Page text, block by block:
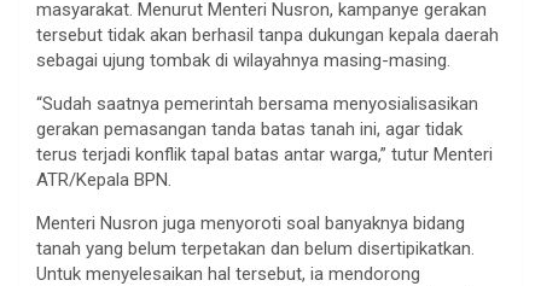
masyarakat. Menurut Menteri Nusron, kampanye gerakan
tersebut tidak akan berhasil tanpa dukungan kepala daerah
sebagai ujung tombak di wilayahnya masing-masing.
“Sudah saatnya pemerintah bersama menyosialisasikan
gerakan pemasangan tanda batas tanah ini, agar tidak
terus terjadi konflik tapal batas antar warga,” tutur Menteri
ATR/Kepala BPN.
Menteri Nusron juga menyoroti soal banyaknya bidang
tanah yang belum terpetakan dan belum disertipikatkan.
Untuk menyelesaikan hal tersebut, ia mendorong